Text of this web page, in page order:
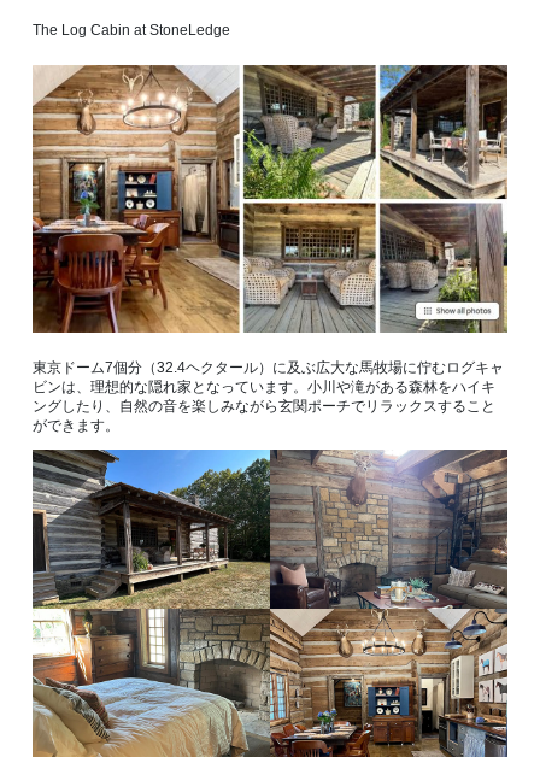
The Log Cabin at StoneLedge
東京ドーム7個分（32.4ヘクタール）に及ぶ広大な馬牧場に佇むログキャ
ビンは、理想的な隠れ家となっています。小川や滝がある森林をハイキ
ングしたり、自然の音を楽しみながら玄関ポーチでリラックスすること
ができます。